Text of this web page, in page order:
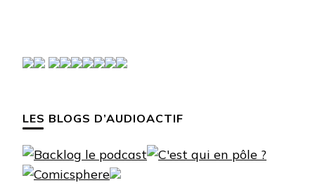
LES BLOGS D’AUDIOACTIF